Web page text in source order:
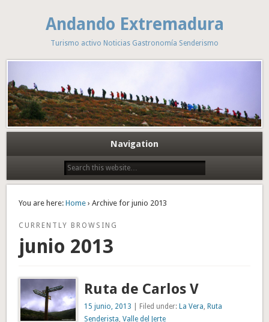
Andando Extremadura
Turismo activo Noticias Gastronomía Senderismo
Navigation
You are here: Home › Archive for junio 2013
CURRENTLY BROWSING
junio 2013
Ruta de Carlos V
15 junio, 2013 | Filed under: La Vera Ruta
Senderista Valle del Jerte